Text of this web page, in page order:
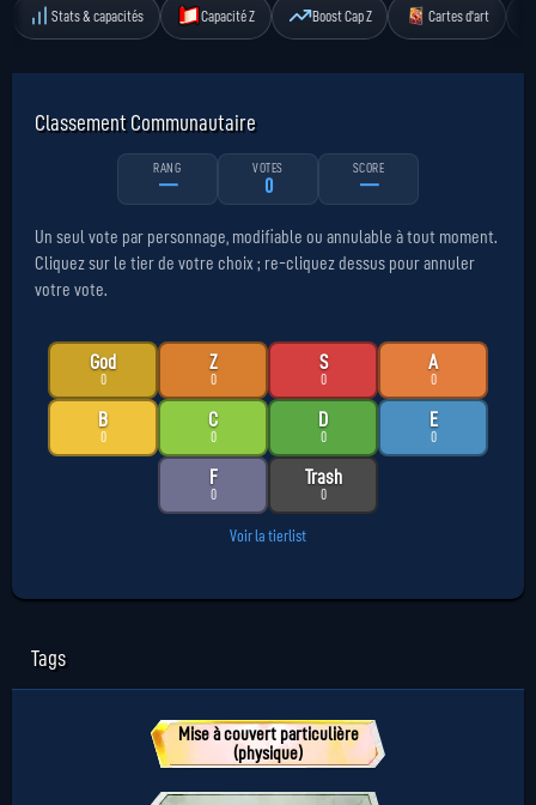
Stats & capacités Capacité Z Boost Cap Z Cartes d'art
Classement Communautaire
RANG
—
VOTES
0
SCORE
—
Un seul vote par personnage, modifiable ou annulable à tout moment.
Cliquez sur le tier de votre choix ; re-cliquez dessus pour annuler
votre vote.
God
0
Z
0
S
0
A
0
B
0
C
0
D
0
E
0
F
0
Trash
0
Voir la tierlist
Tags
Mise à couvert particulière
(physique)